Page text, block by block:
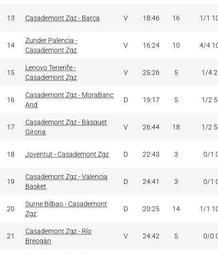
13 Casademont Zgz - Barça V 18:46 16 1/1
14
Zunder Palencia -
Casademont Zgz
V 16:24 10 4/4
15
Lenovo Tenerife -
Casademont Zgz
V 25:26 5 1/4
16
Casademont Zgz - MoraBanc
And
D 19:17 5 1/2
17
Casademont Zgz - Bàsquet
Girona
V 26:44 18 1/2
18 Joventut - Casademont Zgz D 22:43 3 0/1
19
Casademont Zgz - Valencia
Basket
D 24:41 3 0/1
20
Surne Bilbao - Casademont
Zgz
D 20:25 14 1/1
21
Casademont Zgz - Río
Breogán
V 24:42 5 0/0